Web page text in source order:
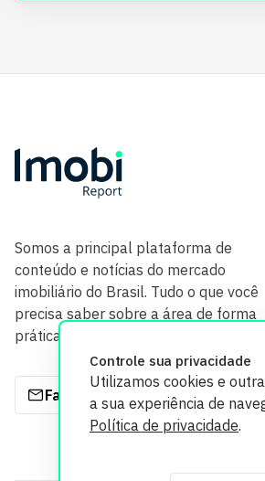
Controle sua privacidade
Utilizamos cookies e
a sua experiência de
Política de privacidade.
Somos a principal plataforma de
conteúdo e notícias do mercado
imobiliário do Brasil. Tudo o que você
precisa saber sobre a área de forma
prática e com credibilidade.
Fale com a gente